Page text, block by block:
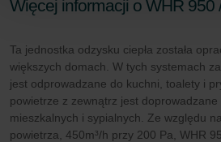
Limitet Şirketi: Web Sitesi Çerezleri
Zehnder Group Sales International:
Zehnder Group Schweiz AG:
Zehnder Polska Sp. z o.o.:
danych Zehnder
Zehnder Group UK Limited: Privacy
Więcej informacji o WHR 950
Ta jednostka odzysku ciepła została
większych domach. W tych systemach
jest odprowadzane do kuchni, toalety i
powietrze z zewnątrz jest
mieszkalnych i sypialnych. Ze względu
powietrza, 450m³/h przy 200 Pa, WHR